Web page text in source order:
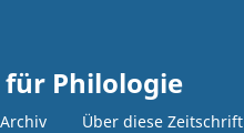
für Philologie
Archiv Über diese Zeitschrift